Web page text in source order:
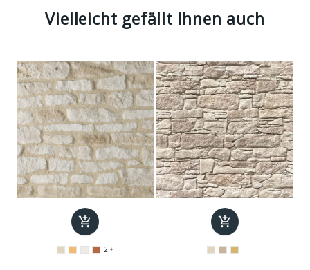
Vielleicht gefällt Ihnen auch

2 
